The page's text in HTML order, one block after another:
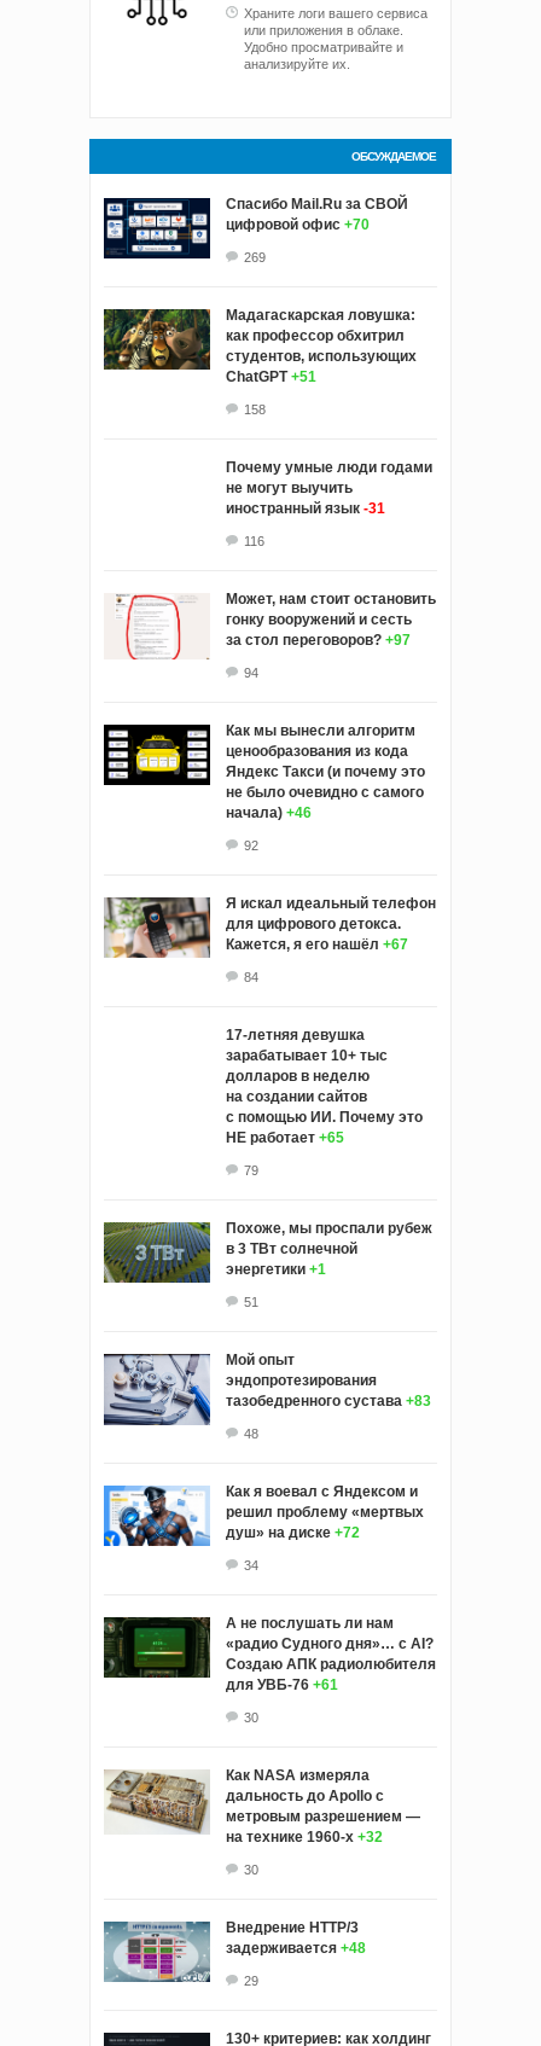
Храните логи вашего сервиса
или приложения в облаке.
Удобно просматривайте и
анализируйте их.
ОБСУЖДАЕМОЕ
Спасибо Mail.Ru за СВОЙ
цифровой офис +70
269
Мадагаскарская ловушка:
как профессор обхитрил
студентов, использующих
ChatGPT +51
158
Почему умные люди годами
не могут выучить
иностранный язык -31
116
Может, нам стоит остановить
гонку вооружений и сесть
за стол переговоров? +97
94
Как мы вынесли алгоритм
ценообразования из кода
Яндекс Такси (и почему это
не было очевидно с самого
начала) +46
92
Я искал идеальный телефон
для цифрового детокса.
Кажется, я его нашёл +67
84
17-летняя девушка
зарабатывает 10+ тыс
долларов в неделю
на создании сайтов
с помощью ИИ. Почему это
НЕ работает +65
79
Похоже, мы проспали рубеж
в 3 ТВт солнечной
энергетики +1
51
Мой опыт
эндопротезирования
тазобедренного сустава +83
48
Как я воевал с Яндексом и
решил проблему «мертвых
душ» на диске +72
34
А не послушать ли нам
«радио Судного дня»… с AI?
Создаю АПК радиолюбителя
для УВБ-76 +61
30
Как NASA измеряла
дальность до Apollo с
метровым разрешением —
на технике 1960-х +32
30
Внедрение HTTP/3
задерживается +48
29
130+ критериев: как холдинг